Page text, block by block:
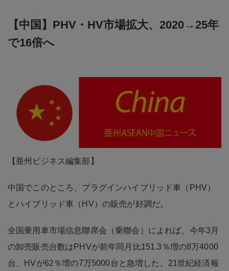
【中国】PHV・HV市場拡大、2020→25年
で16倍へ
【亜州ビジネス編集部】
中国でこのところ、プラグインハイブリッド車（PHV）
とハイブリッド車（HV）の販売が好調だ。
全国乗用車市場信息聯席会（乗聯会）によれば、今年3月
の卸売販売台数はPHVが前年同月比151.3％増の8万4000
台、HVが62％増の7万5000台と急増した。21世紀経済報